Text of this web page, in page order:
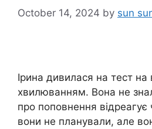
October 14, 2024 by sun
Ірина дивилася на тест на
хвилюванням. Вона не
про поповнення відреагує
вони не планували, але